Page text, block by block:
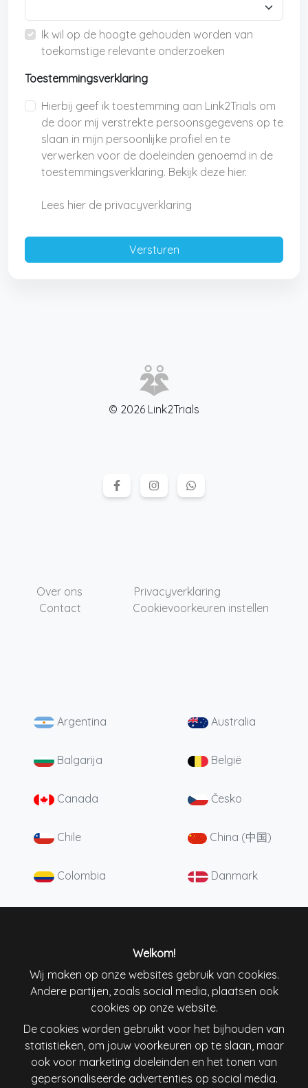
Ik wil op de hoogte gehouden worden van
toekomstige relevante onderzoeken
Toestemmingsverklaring
Hierbij geef ik toestemming aan Link2Trials om
de door mij verstrekte persoonsgegevens op te
slaan in mijn persoonlijke profiel en te
verwerken voor de doeleinden genoemd in de
toestemmingsverklaring. Bekijk deze hier.
Lees hier de privacyverklaring
© 2026 Link2Trials
Over ons
Privacyverklaring
Contact
Cookievoorkeuren instellen
Argentina Australia
Balgarija België
Canada Česko
Chile China (中国)
Colombia Danmark
Ireland Italiana
Lietuva Magyarország
Nederland New Zealand
Welkom!
Wij maken op onze websites gebruik van cookies.
Andere partijen, zoals social media, plaatsen ook
cookies op onze website.
De cookies worden gebruikt voor het bijhouden van
statistieken, om jouw voorkeuren op te slaan, maar
ook voor marketing doeleinden en het tonen van
gepersonaliseerde advertenties op social media.